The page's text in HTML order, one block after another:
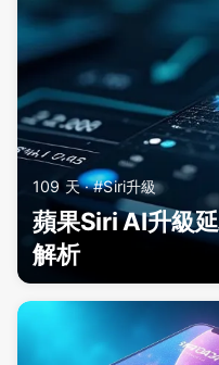
109 天 · #Siri升級
蘋果Siri AI升級
解析